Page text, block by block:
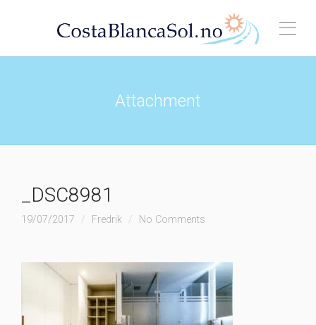
Attachment
_DSC8981
19/07/2017 Fredrik No Comments